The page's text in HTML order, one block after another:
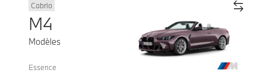
Cabrio
M4
Modèles
Essence